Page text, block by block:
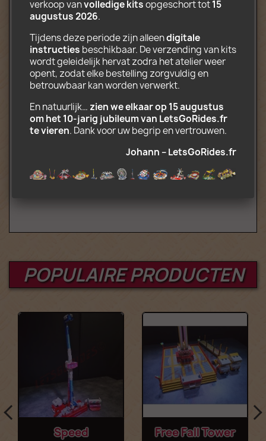
Uitchecken
Transport vrachtwagens
transportinstructies (.pdf) en decors in
.jpg-indeling
Op maat gemaakte versieringen op
hoogwaardig fotopapier
set):
2 motoren, accubak, 8-traps
infraroodontvanger compatibel met Lego
Power Function
POPULAIRE PRODUCTEN
Speed Free Fall Tower
verkoop van volledige kits opgeschort tot 15
augustus 2026.
Tijdens deze periode zijn alleen digitale
instructies beschikbaar. De verzending van kits
wordt geleidelijk hervat zodra het atelier weer
opent, zodat elke bestelling zorgvuldig en
betrouwbaar kan worden verwerkt.
En natuurlijk… zien we elkaar op 15 augustus
om het 10‑jarig jubileum van LetsGoRides.fr
te vieren. Dank voor uw begrip en vertrouwen.
Johann – LetsGoRides.fr